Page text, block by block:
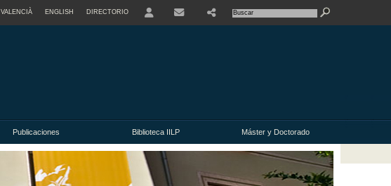
VALENCIÀ ENGLISH DIRECTORIO
Publicaciones Biblioteca IILP Máster y Doctorado